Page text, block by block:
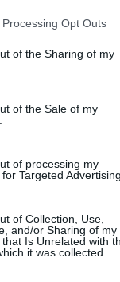
website/app uses one
or usage behaviour.
to Google and its
specified purposes
Opt Outs
of the Sharing of my
of the Sale of my
of processing my
Targeted Advertising.
of Collection, Use,
and/or Sharing of my
Is Unrelated with
it was collected.